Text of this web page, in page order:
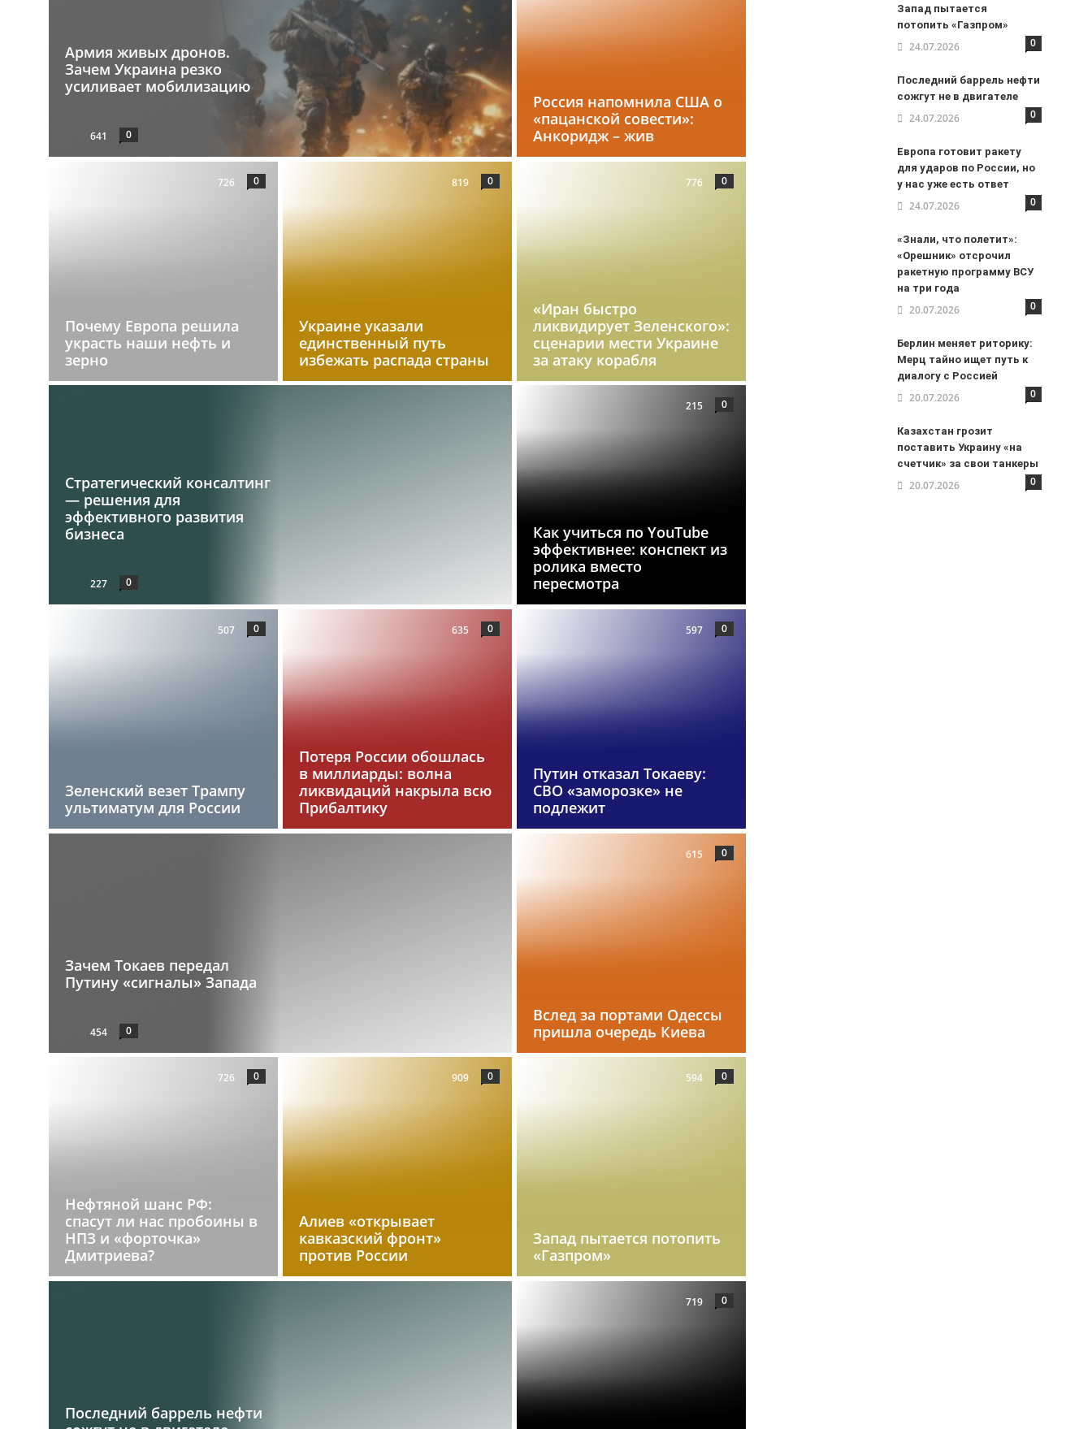
Армия живых дронов.
Зачем Украина резко
усиливает мобилизацию
641 0
Россия напомнила США о
«пацанской совести»:
Анкоридж – жив
Почему Европа решила
украсть наши нефть и
зерно
726 0
Украине указали
единственный путь
избежать распада страны
819 0
«Иран быстро
ликвидирует Зеленского»:
сценарии мести Украине
за атаку корабля
776 0
Стратегический консалтинг
— решения для
эффективного развития
бизнеса
227 0
Как учиться по YouTube
эффективнее: конспект из
ролика вместо
пересмотра
215 0
Зеленский везет Трампу
ультиматум для России
507 0
Потеря России обошлась
в миллиарды: волна
ликвидаций накрыла всю
Прибалтику
635 0
Путин отказал Токаеву:
СВО «заморозке» не
подлежит
597 0
Зачем Токаев передал
Путину «сигналы» Запада
454 0
Вслед за портами Одессы
пришла очередь Киева
615 0
Нефтяной шанс РФ:
спасут ли нас пробоины в
НПЗ и «форточка»
Дмитриева?
726 0
Алиев «открывает
кавказский фронт»
против России
909 0
Запад пытается потопить
«Газпром»
594 0
Последний баррель нефти
719 0
Запад пытается
потопить «Газпром»
24.07.2026 0
Последний баррель нефти
сожгут не в двигателе
24.07.2026 0
Европа готовит ракету
для ударов по России, но
у нас уже есть ответ
24.07.2026 0
«Знали, что полетит»:
«Орешник» отсрочил
ракетную программу ВСУ
на три года
20.07.2026 0
Берлин меняет риторику:
Мерц тайно ищет путь к
диалогу с Россией
20.07.2026 0
Казахстан грозит
поставить Украину «на
счетчик» за свои танкеры
20.07.2026 0